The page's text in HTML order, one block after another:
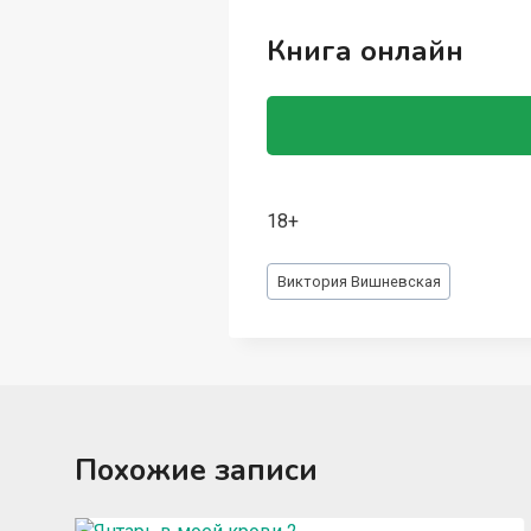
Книга онлайн
18+
Метки
записи:
Виктория Вишневская
Похожие записи